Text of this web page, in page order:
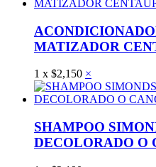
MATIZADOR
1 x $2,150 ×
SHAMPOO
DECOLORADO O